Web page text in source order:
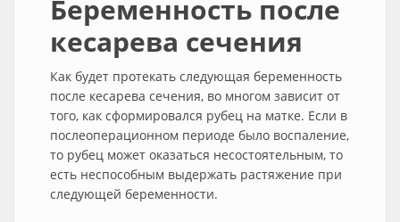
Беременность после
кесарева сечения
Как будет протекать следующая беременность
после кесарева сечения, во многом зависит от
того, как сформировался рубец на матке. Если в
послеоперационном периоде было воспаление,
то рубец может оказаться несостоятельным, то
есть неспособным выдержать растяжение при
следующей беременности.